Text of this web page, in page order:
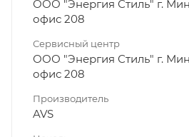
ООО "Энергия Стиль" г.
офис 208
Сервисный центр
ООО "Энергия Стиль" г.
офис 208
Производитель
AVS